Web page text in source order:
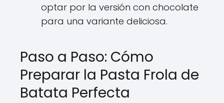
optar por la versión con chocolate
para una variante deliciosa.
Paso a Paso: Cómo
Preparar la Pasta Frola de
Batata Perfecta